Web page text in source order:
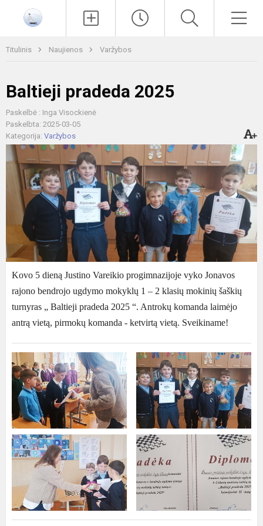
Titulinis Naujienos Varžybos
Baltieji pradeda 2025
Paskelbė : Inga Visockienė
Paskelbta: 2025-03-05
Kategorija: Varžybos
Kovo 5 dieną Justino Vareikio progimnazijoje vyko Jonavos
rajono bendrojo ugdymo mokyklų 1 – 2 klasių mokinių šaškių
turnyras „ Baltieji pradeda 2025 “. Antrokų komanda laimėjo
antrą vietą, pirmokų komanda - ketvirtą vietą. Sveikiname!